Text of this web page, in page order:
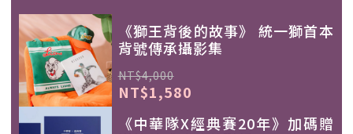
《獅王背後的故事》 統一獅首本
背號傳承攝影集
NT$4,000
NT$1,580
《中華隊X經典賽20年》加碼贈